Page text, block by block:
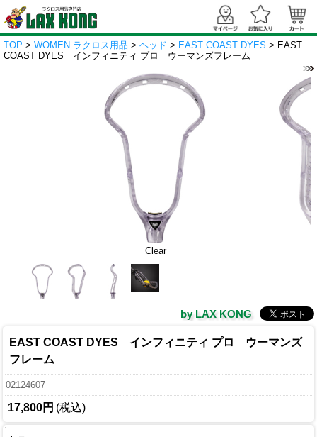
TOP > WOMEN ラクロス用品 > ヘッド > EAST COAST DYES > EAST
COAST DYES インフィニティ プロ ウーマンズフレーム
Clear
by LAX KONG
EAST COAST DYES インフィニティ プロ ウーマンズ
フレーム
02124607
17,800円 (税込)